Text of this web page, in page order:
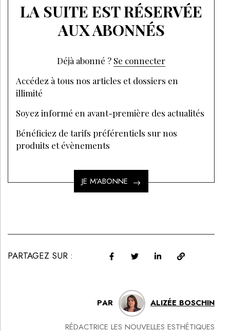
LA SUITE EST RÉSERVÉE
AUX ABONNÉS
Déjà abonné ? Se connecter
Accédez à tous nos articles et dossiers en
illimité
Soyez informé en avant-première des actualités
Bénéficiez de tarifs préférentiels sur nos
produits et évènements
JE M’ABONNE
PARTAGEZ SUR :
PAR ALIZÉE BOSCHIN
RÉDACTRICE LES NOUVELLES ESTHÉTIQUES